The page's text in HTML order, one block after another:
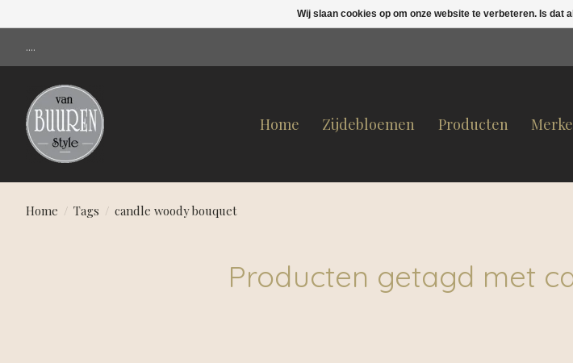
....
Home Zijdebloemen Producten
Home / Tags / candle woody bouquet
Producten getagd met
Wij slaan cookies op om onze website te verbeteren. Is dat